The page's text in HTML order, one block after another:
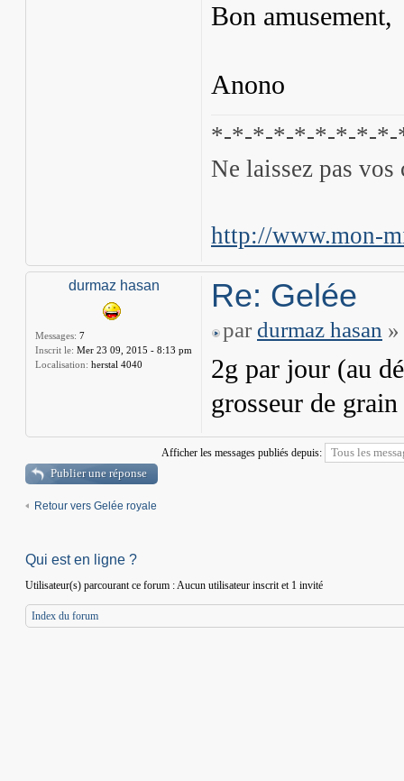
Bon amusement,
Anono
*-*-*-*-*-*-*-*-
Ne laissez pas
http://www.mon-
durmaz hasan
Messages: 7
Inscrit le: Mer 23 09, 2015 - 8:13 pm
Localisation: herstal 4040
Re: Gelée
par durmaz hasan
2g par jour (au
grosseur de
Afficher les messages publiés depuis:
Publier une réponse
Retour vers Gelée royale
Qui est en ligne ?
Utilisateur(s) parcourant ce forum : Aucun utilisateur inscrit et 1 invité
Index du forum